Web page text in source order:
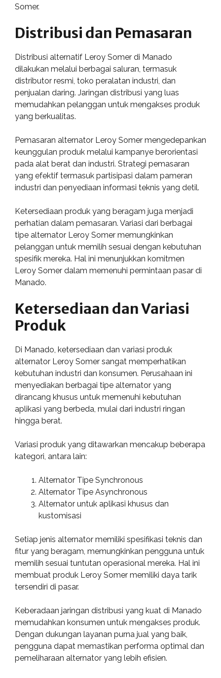
Somer.
Distribusi dan Pemasaran
Distribusi alternatif Leroy Somer di Manado
dilakukan melalui berbagai saluran, termasuk
distributor resmi, toko peralatan industri, dan
penjualan daring. Jaringan distribusi yang luas
memudahkan pelanggan untuk mengakses produk
yang berkualitas.
Pemasaran alternator Leroy Somer mengedepankan
keunggulan produk melalui kampanye berorientasi
pada alat berat dan industri. Strategi pemasaran
yang efektif termasuk partisipasi dalam pameran
industri dan penyediaan informasi teknis yang detil.
Ketersediaan produk yang beragam juga menjadi
perhatian dalam pemasaran. Variasi dari berbagai
tipe alternator Leroy Somer memungkinkan
pelanggan untuk memilih sesuai dengan kebutuhan
spesifik mereka. Hal ini menunjukkan komitmen
Leroy Somer dalam memenuhi permintaan pasar di
Manado.
Ketersediaan dan Variasi
Produk
Di Manado, ketersediaan dan variasi produk
alternator Leroy Somer sangat memperhatikan
kebutuhan industri dan konsumen. Perusahaan ini
menyediakan berbagai tipe alternator yang
dirancang khusus untuk memenuhi kebutuhan
aplikasi yang berbeda, mulai dari industri ringan
hingga berat.
Variasi produk yang ditawarkan mencakup beberapa
kategori, antara lain:
Alternator Tipe Synchronous
Alternator Tipe Asynchronous
Alternator untuk aplikasi khusus dan
kustomisasi
Setiap jenis alternator memiliki spesifikasi teknis dan
fitur yang beragam, memungkinkan pengguna untuk
memilih sesuai tuntutan operasional mereka. Hal ini
membuat produk Leroy Somer memiliki daya tarik
tersendiri di pasar.
Keberadaan jaringan distribusi yang kuat di Manado
memudahkan konsumen untuk mengakses produk.
Dengan dukungan layanan purna jual yang baik,
pengguna dapat memastikan performa optimal dan
pemeliharaan alternator yang lebih efisien.